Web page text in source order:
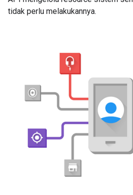
tidak perlu melakukannya.